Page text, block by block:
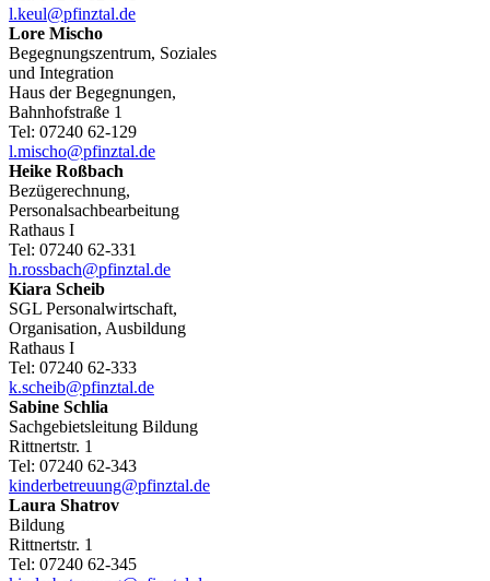
l.keul@pfinztal.de
Lore Mischo
Begegnungszentrum, Soziales
und Integration
Haus der Begegnungen,
Bahnhofstraße 1
Tel: 07240 62-129
l.mischo@pfinztal.de
Heike Roßbach
Bezügerechnung,
Personalsachbearbeitung
Rathaus I
Tel: 07240 62-331
h.rossbach@pfinztal.de
Kiara Scheib
SGL Personalwirtschaft,
Organisation, Ausbildung
Rathaus I
Tel: 07240 62-333
k.scheib@pfinztal.de
Sabine Schlia
Sachgebietsleitung Bildung
Rittnertstr. 1
Tel: 07240 62-343
kinderbetreuung@pfinztal.de
Laura Shatrov
Bildung
Rittnertstr. 1
Tel: 07240 62-345